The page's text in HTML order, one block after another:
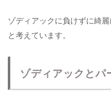
ゾディアックに負けずに綺
と考えています。
ゾディアックとパ